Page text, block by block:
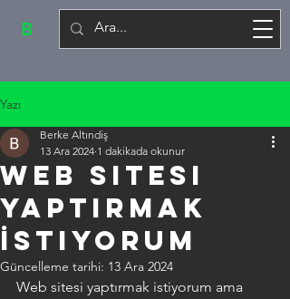
B
Yazı
Web Sitesi
Yaptırmak
İstiyorum
Berke Altındiş
13 Ara 2024 1 dakikada okunur
Güncelleme tarihi: 13 Ara 2024
Web sitesi yaptırmak istiyorum ama